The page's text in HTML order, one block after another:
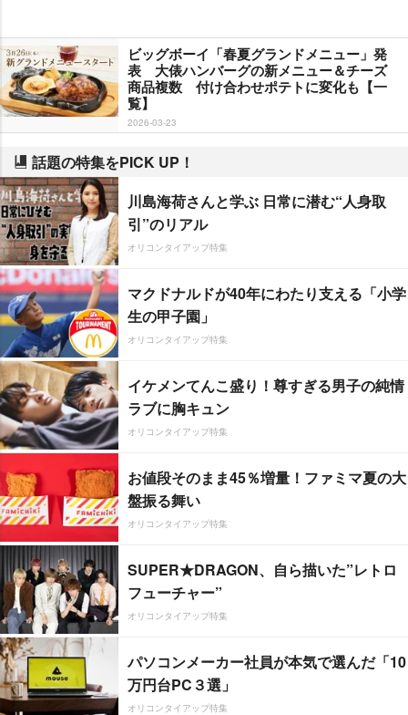
ビッグボーイ「春夏グランドメニュー」発
表 大俵ハンバーグの新メニュー＆チーズ
商品複数 付け合わせポテトに変化も【一
覧】
2026-03-23
話題の特集をPICK UP！
川島海荷さんと学ぶ 日常に潜む“人身取
引”のリアル
オリコンタイアップ特集
マクドナルドが40年にわたり支える「小学
生の甲子園」
オリコンタイアップ特集
イケメンてんこ盛り！尊すぎる男子の純情
ラブに胸キュン
オリコンタイアップ特集
お値段そのまま45％増量！ファミマ夏の大
盤振る舞い
オリコンタイアップ特集
SUPER★DRAGON、自ら描いた”レトロ
フューチャー”
オリコンタイアップ特集
パソコンメーカー社員が本気で選んだ「10
万円台PC３選」
オリコンタイアップ特集